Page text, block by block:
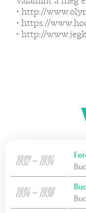
• http://
• https://
• http://
1932 — 1934
1934 — 1936